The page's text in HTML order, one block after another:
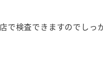
で検査できますのでしっ